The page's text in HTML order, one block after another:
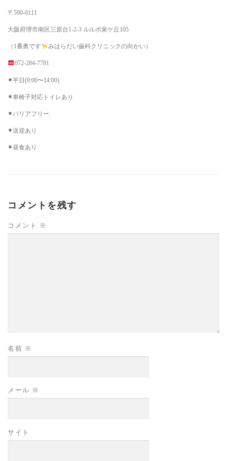
〒590-0111
大阪府堺市南区三原台1-2-3 ルルポ泉ケ丘105
（1番奥です みはらだい歯科クリニックの向かい）
072-284-7781
⚫︎平日(9:00〜14:00)
⚫︎車椅子対応トイレあり
⚫︎バリアフリー
⚫︎送迎あり
⚫︎昼食あり
コメントを残す
コメント ※
名前 ※
メール ※
サイト